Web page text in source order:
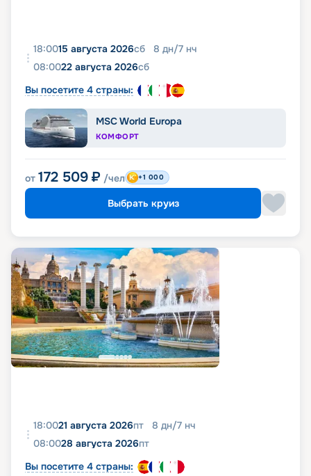
18:0015 августа 2026сб 8 дн/7 нч
08:0022 августа 2026сб
Вы посетите 4 страны:
MSC World Europa
КОМФОРТ
от 172 509 ₽ /чел +1 000
Выбрать круиз
18:0021 августа 2026пт 8 дн/7 нч
08:0028 августа 2026пт
Вы посетите 4 страны: